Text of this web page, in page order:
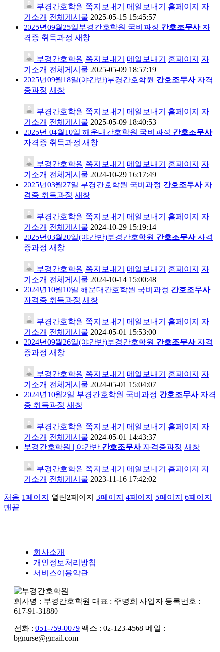
부경간호학원 쪽지보내기 메일보내기 홈페이지
자
기소개 전체게시물 2025-05-15 15:45:57
2025년09월25일부경간호학원 국비과정 간호조무사자
격증 취득과정 새창
부경간호학원 쪽지보내기 메일보내기 홈페이지
자
기소개 전체게시물 2025-05-09 18:57:19
2025년09월18일(야간반)부경간호학원 간호조무사자격
증과정 새창
부경간호학원 쪽지보내기 메일보내기 홈페이지
자
기소개 전체게시물 2025-05-09 18:40:53
2025년 04월10일 해운대간호학원 국비과정 간호조무사
자격증 취득과정 새창
부경간호학원 쪽지보내기 메일보내기 홈페이지
자
기소개 전체게시물 2024-10-29 16:17:49
2025년03월27일 부경간호학원 국비과정 간호조무사자
격증 취득과정 새창
부경간호학원 쪽지보내기 메일보내기 홈페이지
자
기소개 전체게시물 2024-10-29 15:19:14
2025년03월20일(야간반)부경간호학원 간호조무사자격
증과정 새창
부경간호학원 쪽지보내기 메일보내기 홈페이지
자
기소개 전체게시물 2024-10-14 15:00:48
2024년10월10일 해운대간호학원 국비과정 간호조무사
자격증 취득과정 새창
부경간호학원 쪽지보내기 메일보내기 홈페이지
자
기소개 전체게시물 2024-05-01 15:53:00
2024년09월26일(야간반)부경간호학원 간호조무사자격
증과정 새창
부경간호학원 쪽지보내기 메일보내기 홈페이지
자
기소개 전체게시물 2024-05-01 15:04:07
2024년10월2일 부경간호학원 국비과정 간호조무사자격
증 취득과정 새창
부경간호학원 쪽지보내기 메일보내기 홈페이지
자
기소개 전체게시물 2024-05-01 14:43:37
부경간호학원 | 야간반 간호조무사자격증과정 새창
부경간호학원 쪽지보내기 메일보내기 홈페이지
자
기소개 전체게시물 2023-11-16 17:42:02
처음 1페이지 열린2페이지 3페이지 4페이지 5페이지 6페이지
맨끝
회사소개
개인정보처리방침
서비스이용약관
회사명 : 부경간호학원 대표 : 주명희 사업자 등록번호 :
617-91-31880
전화 : 051-759-0079 팩스 : 02-123-4568 메일 :
bgnurse@gmail.com